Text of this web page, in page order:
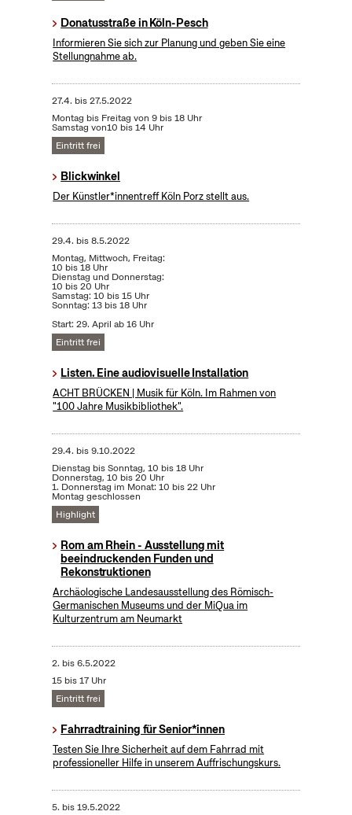
Donatusstraße in Köln-Pesch
Informieren Sie sich zur Planung und geben Sie eine
Stellungnahme ab.
27.4. bis27.5.2022
Montag bis Freitag von 9 bis 18 Uhr
Samstag von10 bis 14 Uhr
Eintritt frei
Blickwinkel
Der Künstler*innentreff Köln Porz stellt aus.
29.4. bis8.5.2022
Montag, Mittwoch, Freitag:
10 bis 18 Uhr
Dienstag und Donnerstag:
10 bis 20 Uhr
Samstag: 10 bis 15 Uhr
Sonntag: 13 bis 18 Uhr
Start: 29. April ab 16 Uhr
Eintritt frei
Listen. Eine audiovisuelle Installation
ACHT BRÜCKEN | Musik für Köln. Im Rahmen von
"100 Jahre Musikbibliothek".
29.4. bis9.10.2022
Dienstag bis Sonntag, 10 bis 18 Uhr
Donnerstag, 10 bis 20 Uhr
1. Donnerstag im Monat: 10 bis 22 Uhr
Montag geschlossen
Highlight
Rom am Rhein - Ausstellung mit
beeindruckenden Funden und
Rekonstruktionen
Archäologische Landesausstellung des Römisch-
Germanischen Museums und der MiQua im
Kulturzentrum am Neumarkt
2. bis6.5.2022
15 bis 17 Uhr
Eintritt frei
Fahrradtraining für Senior*innen
Testen Sie Ihre Sicherheit auf dem Fahrrad mit
professioneller Hilfe in unserem Auffrischungskurs.
5. bis19.5.2022